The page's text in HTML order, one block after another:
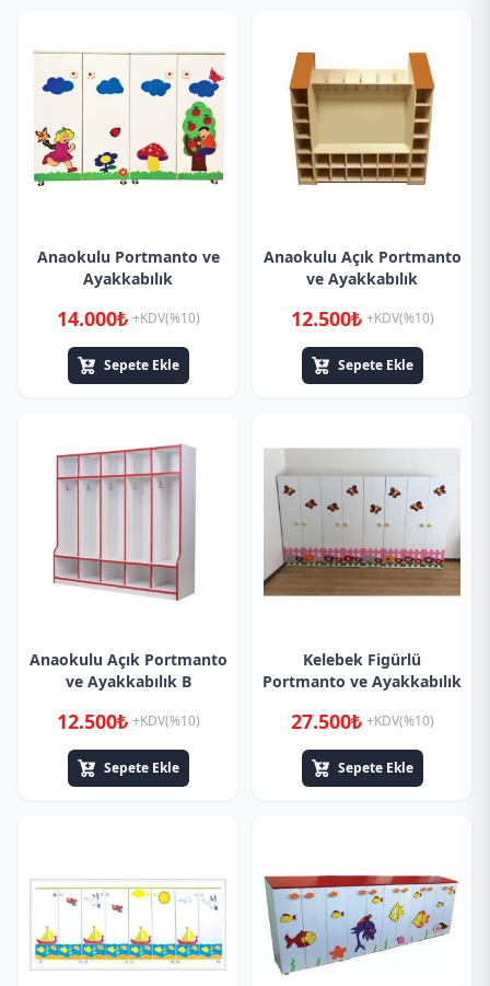
Anaokulu Portmanto ve
Ayakkabılık
14.000₺ +KDV(%10)
Sepete Ekle
Anaokulu Açık Portmanto
ve Ayakkabılık
12.500₺ +KDV(%10)
Sepete Ekle
Anaokulu Açık Portmanto
ve Ayakkabılık B
12.500₺ +KDV(%10)
Sepete Ekle
Kelebek Figürlü
Portmanto ve Ayakkabılık
27.500₺ +KDV(%10)
Sepete Ekle